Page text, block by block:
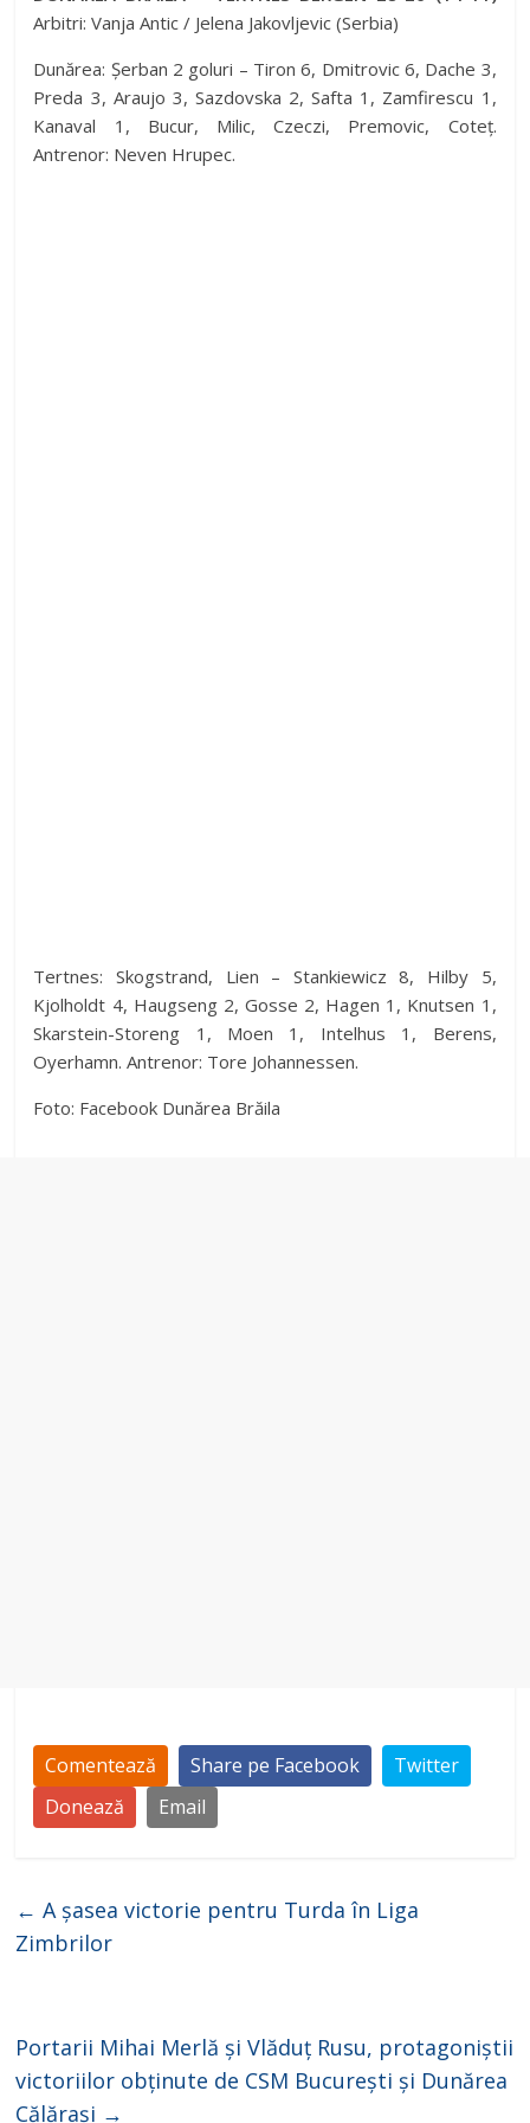
i
d
Arbitri: Vanja Antic / Jelena Jakovljevic (Serbia)
Dunărea: Șerban 2 goluri – Tiron 6, Dmitrovic 6, Dache 3,
Preda 3, Araujo 3, Sazdovska 2, Safta 1, Zamfirescu 1,
Kanaval 1, Bucur, Milic, Czeczi, Premovic, Coteț.
Antrenor: Neven Hrupec.
Tertnes: Skogstrand, Lien – Stankiewicz 8, Hilby 5,
Kjolholdt 4, Haugseng 2, Gosse 2, Hagen 1, Knutsen 1,
Skarstein-Storeng 1, Moen 1, Intelhus 1, Berens,
Oyerhamn. Antrenor: Tore Johannessen.
Foto: Facebook Dunărea Brăila
Comentează Share pe Facebook
Twitter
Donează
Email
← A șasea victorie pentru Turda în Liga
Zimbrilor
Portarii Mihai Merlă și Vlăduț Rusu, protagoniștii
victoriilor obținute de CSM București și Dunărea
Călărași →